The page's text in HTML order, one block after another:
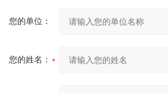
您的单位：
您的姓名：